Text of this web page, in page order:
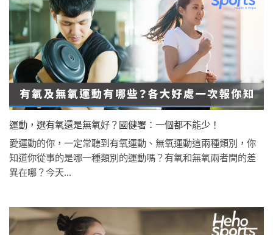
運動，選有氧還是無氧好？國健署：一個都不能少！
愛運動的你，一定常聽到有氧運動、無氧運動這兩種類別，你
知道你從事的是哪一種類別的運動嗎？有氧和無氧兩者間的差
異在哪？今天...